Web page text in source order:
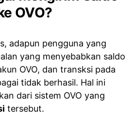
OVO?
adapun pengguna yang
yang menyebabkan saldo
OVO, dan transksi pada
tidak berhasil. Hal ini
dari sistem OVO yang
tersebut.